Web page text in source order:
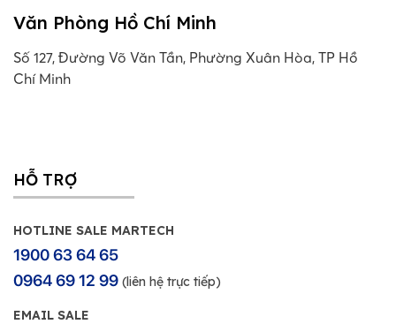
Văn Phòng Hồ Chí Minh
Số 127, Đường Võ Văn Tần, Phường Xuân Hòa, TP Hồ
Chí Minh
HỖ TRỢ
HOTLINE SALE MARTECH
1900 63 64 65
0964 69 12 99 (liên hệ trực tiếp)
EMAIL SALE